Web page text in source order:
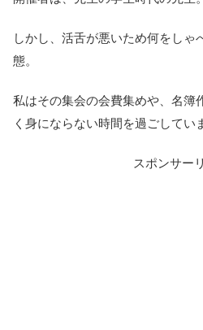
しかし、活舌が悪いため何をしゃ
態。
私はその集会の会費集めや、名簿
く身にならない時間を過ごしてい
スポンサー